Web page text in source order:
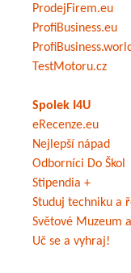
ProdejFirem.eu
ProfiBusiness.eu
TestMotoru.cz
Spolek I4U
eRecenze.eu
Nejlepší nápad
Odborníci Do Škol
Stipendia +
Studuj techniku a
Světové Muzeum
Uč se a vyhraj!